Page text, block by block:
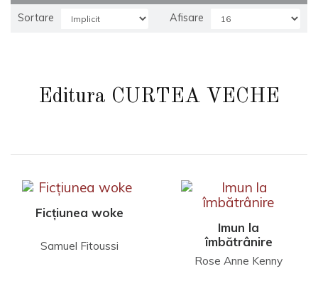
Sortare
Afisare
Editura CURTEA VECHE
Ficțiunea woke
Samuel Fitoussi
Imun la
îmbătrânire
Rose Anne Kenny